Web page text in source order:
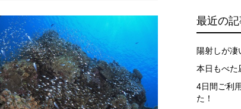
最近の
陽射しが凄
本日もべた
4日間ご利
た！
ルに達していないと判断した場合には、参加をお断り
には応じかねますので、あらかじめご了承ください。
お申し出ください。